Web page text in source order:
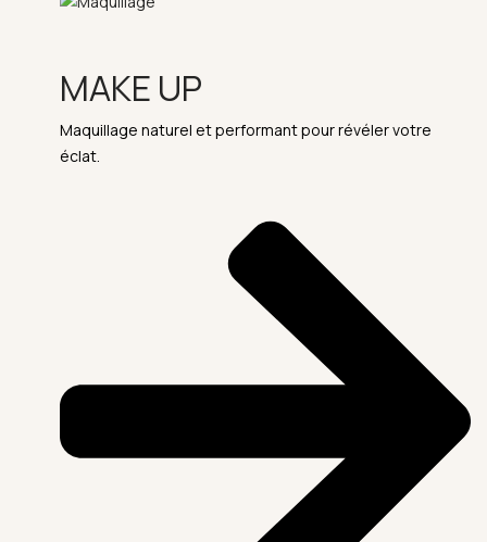
MAKE UP
Maquillage naturel et performant pour révéler votre
éclat.